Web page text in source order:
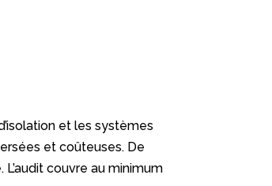
et les systèmes
et coûteuses. De
couvre au minimum